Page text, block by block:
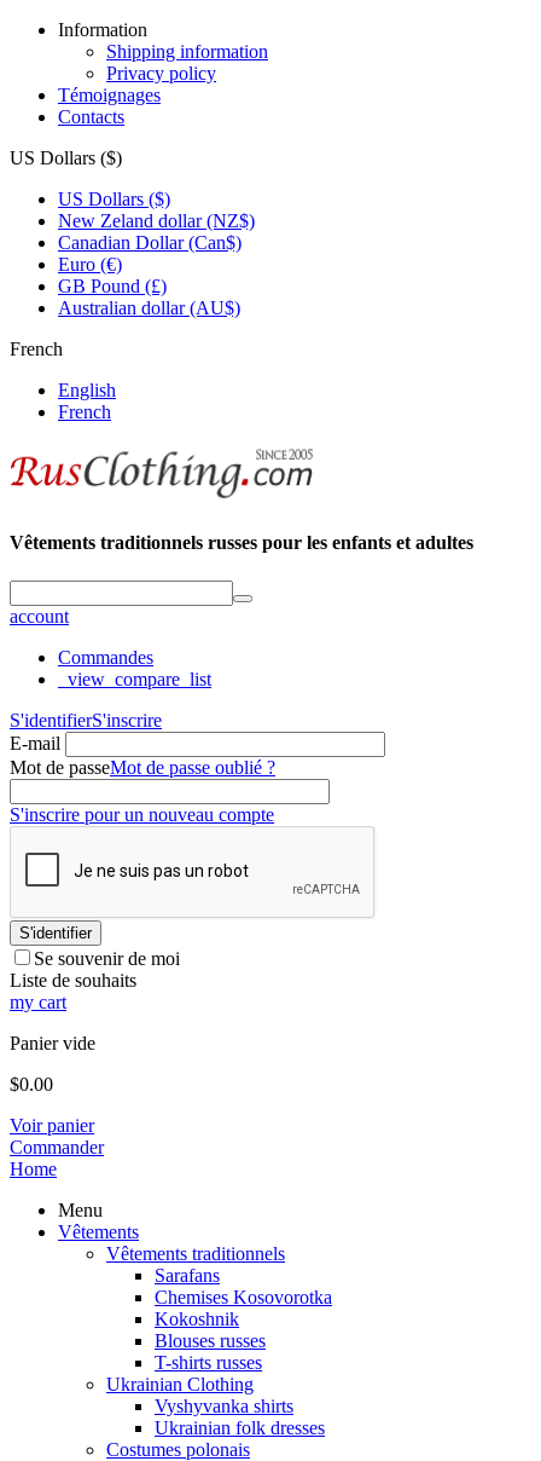
Information
Shipping information
Privacy policy
Témoignages
Contacts
US Dollars ($)
US Dollars ($)
New Zeland dollar (NZ$)
Canadian Dollar (Can$)
Euro (€)
GB Pound (£)
Australian dollar (AU$)
French
English
French
Vêtements traditionnels russes pour les enfants et adultes
account
Commandes
_view_compare_list
S'identifierS'inscrire
E-mail
Mot de passeMot de passe oublié ?
S'inscrire pour un nouveau compte
S'identifier
Se souvenir de moi
Liste de souhaits
my cart
Panier vide
$0.00
Voir panier
Commander
Home
Menu
Vêtements
Vêtements traditionnels
Sarafans
Chemises Kosovorotka
Kokoshnik
Blouses russes
T-shirts russes
Ukrainian Clothing
Vyshyvanka shirts
Ukrainian folk dresses
Costumes polonais